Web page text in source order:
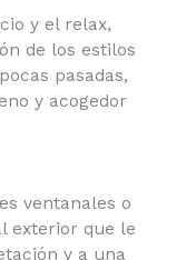
y el relax,
de los estilos
pasadas,
y acogedor
ventanales o
exterior que le
y a una